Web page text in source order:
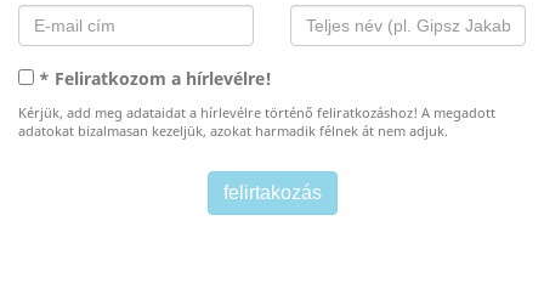
* Feliratkozom a hírlevélre!
Kérjük, add meg adataidat a hírlevélre történő feliratkozáshoz! A megadott
adatokat bizalmasan kezeljük, azokat harmadik félnek át nem adjuk.